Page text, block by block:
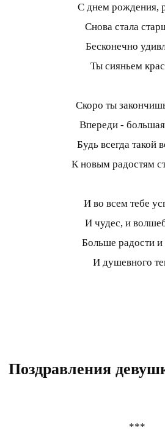
С днем рождения,
Снова стала
Бесконечно
Ты сияньем
Скоро ты
Впереди -
Будь всегда такой
К новым радостям
И во всем тебе
И чудес, и
Больше радости и
И душевного
Поздравления
***